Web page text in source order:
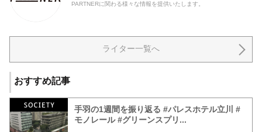
PARTNERに関わる様々な情報を提供いたします。
ライター一覧へ
おすすめ記事
手羽の1週間を振り返る #パレスホテル立川 #
モノレール #グリーンスプリ...